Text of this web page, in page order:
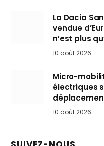
La Dacia
vendue
n’est plus
10 août 2026
Micro-
électriques
10 août 2026